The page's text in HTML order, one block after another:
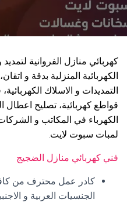
كهربائي منازل الفروانية
الكهربائية المنزلية بدقة و
التمديدات و الاسلاك
قواطع كهربائية، تصليح اعطال
الكهرباء في المكاتب و
لمبات سبوت لايت.
فني كهربائي منازل الضجيج
كادر عمل محترف من
الجنسيات العربية و